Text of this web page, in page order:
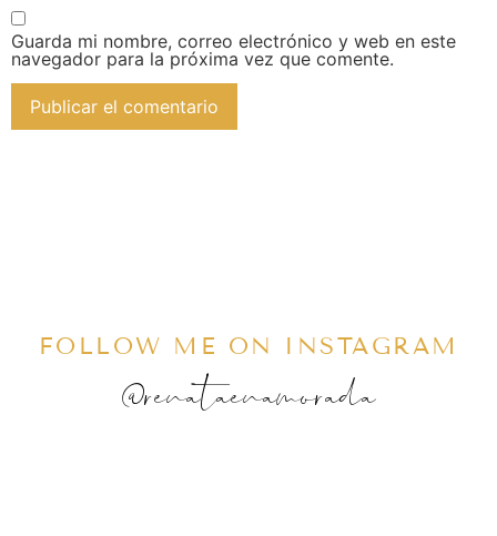
Guarda mi nombre, correo electrónico y web en este
navegador para la próxima vez que comente.
FOLLOW ME ON INSTAGRAM
@renataenamorada